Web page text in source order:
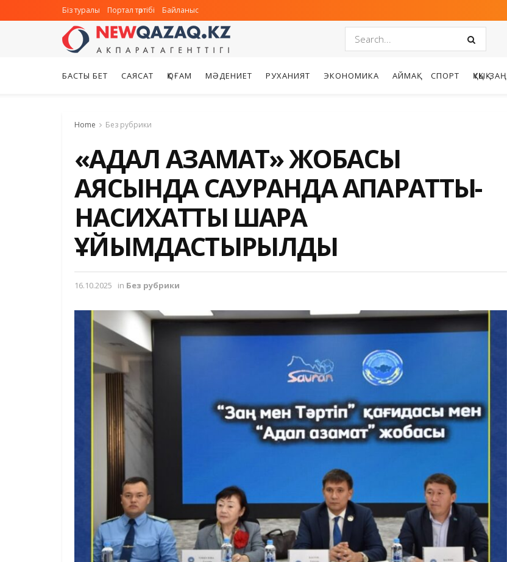
Біз туралы Портал тәртібі Байланыс
БАСТЫ БЕТ САЯСАТ ҚОҒАМ МӘДЕНИЕТ РУХАНИЯТ ЭКОНОМИКА АЙМАҚ СПОРТ ҚҰҚЫҚ-ЗАҢ
Home Без рубрики
«АДАЛ АЗАМАТ» ЖОБАСЫ
АЯСЫНДА САУРАНДА АҚПАРАТТЫҚ-
НАСИХАТТЫҚ ШАРА
ҰЙЫМДАСТЫРЫЛДЫ
16.10.2025 in Без рубрики